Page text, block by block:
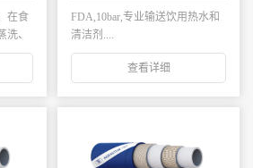
在食
、
FDA,10bar,专业输送饮用热水和
清洁剂....
查看详细